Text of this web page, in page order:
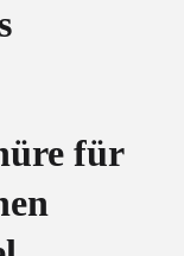
für